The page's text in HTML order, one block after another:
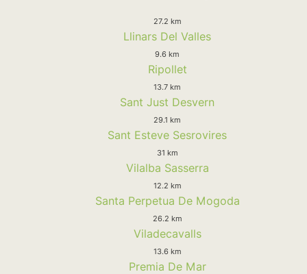
27.2 km
Llinars Del Valles
9.6 km
Ripollet
13.7 km
Sant Just Desvern
29.1 km
Sant Esteve Sesrovires
31 km
Vilalba Sasserra
12.2 km
Santa Perpetua De Mogoda
26.2 km
Viladecavalls
13.6 km
Premia De Mar